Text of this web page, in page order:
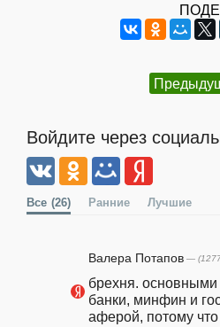
Войдите через
Все (26) Ранние Лучшие
Валера Потапов —
брехня.
банки, минфин и
аферой, потому